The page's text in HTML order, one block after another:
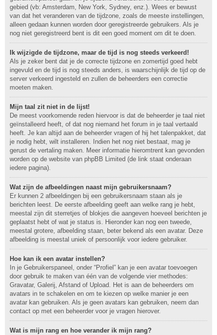
gebied (vb: Amsterdam, New York, Sydney, enz.). Wees er bewust
van dat het veranderen van de tijdzone, zoals de meeste instellingen,
alleen gedaan kunnen worden door geregistreerde gebruikers. Als je
nog niet geregistreerd bent is dit een goed moment om dit te doen.
Ik wijzigde de tijdzone, maar de tijd is nog steeds verkeerd!
Als je zeker bent dat je de correcte tijdzone en zomertijd goed hebt
ingevuld en de tijd is nog steeds anders, is waarschijnlijk de tijd op de
server verkeerd ingesteld en zullen de beheerders een correctie
moeten maken.
Mijn taal zit niet in de lijst!
De meest voorkomende reden hiervoor is dat de beheerder je taal niet
geïnstalleerd heeft, of dat nog niemand het forum in je taal vertaald
heeft. Je kan altijd aan de beheerder vragen of hij het talenpakket, dat
je nodig hebt, wilt installeren. Indien het nog niet bestaat, mag je
gerust de vertaling maken. Meer informatie hieromtrent kan gevonden
worden op de website van phpBB Limited (de link staat onderaan
iedere pagina).
Wat zijn de afbeeldingen naast mijn gebruikersnaam?
Er kunnen 2 afbeeldingen bij een gebruikersnaam staan als je
berichten leest. De eerste afbeelding geeft aan welke rang je hebt,
meestal zijn dit sterretjes of blokjes die aangeven hoeveel berichten je
geplaatst hebt of wat je status is. Hieronder kan nog een tweede,
meestal grotere, afbeelding staan, beter bekend als een avatar. Deze
afbeelding is meestal uniek of persoonlijk voor iedere gebruiker.
Hoe kan ik een avatar instellen?
In je Gebruikerspaneel, onder “Profiel” kan je een avatar toevoegen
door gebruik te maken van één van de volgende vier methodes:
Gravatar, Galerij, Afstand of Upload. Het is aan de beheerders om
avatars in te schakelen en om te kiezen op welke manier je een
avatar kan gebruiken. Als je geen avatars kan gebruiken, neem dan
contact op met een beheerder voor je vragen hierover.
Wat is mijn rang en hoe verander ik mijn rang?